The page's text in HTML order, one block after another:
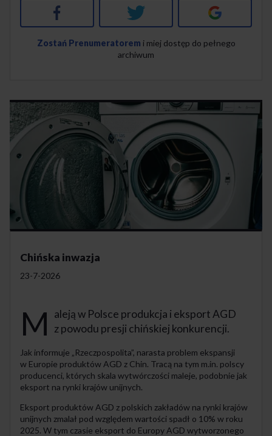
Twitter Google+
Zostań Prenumeratorem i miej dostęp do pełnego
archiwum
Chińska inwazja
23-7-2026
M
aleją w Polsce produkcja i eksport AGD
z powodu presji chińskiej konkurencji.
Jak informuje „Rzeczpospolita”, narasta problem ekspansji
w Europie produktów AGD z Chin. Tracą na tym m.in. polscy
producenci, których skala wytwórczości maleje, podobnie jak
eksport na rynki krajów unijnych.
Eksport produktów AGD z polskich zakładów na rynki krajów
unijnych zmalał pod względem wartości spadł o 10% w roku
2025. W tym czasie eksport do Europy AGD wytworzonego